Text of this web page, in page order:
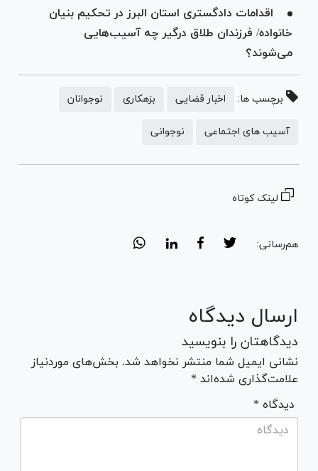
اقدامات دادگستری استان البرز در تحکیم بنیان
خانواده/ فرزندان طلاق درگیر چه آسیب‌هایی
می‌شوند؟
برچسب ها: اخبار قضایی بزهکاری نوجوانان
آسیب های اجتماعی نوجوانی
لینک کوتاه
هم‌رسانی:
ارسال دیدگاه
دیدگاهتان را بنویسید
نشانی ایمیل شما منتشر نخواهد شد. بخش‌های موردنیاز
علامت‌گذاری شده‌اند *
* دیدگاه